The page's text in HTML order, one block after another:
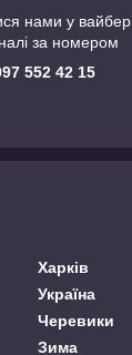
нами у
за номером
552 42 15
Харків
Україна
Черевики
Зима